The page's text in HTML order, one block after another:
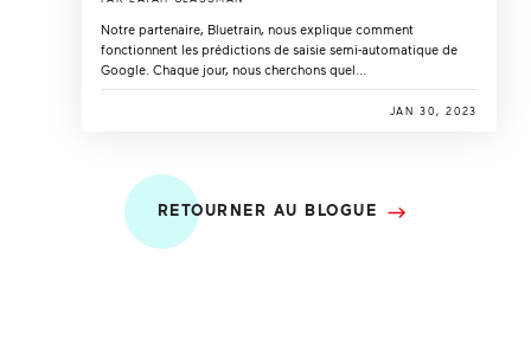
Notre partenaire, Bluetrain, nous explique comment
fonctionnent les prédictions de saisie semi-automatique de
Google. Chaque jour, nous cherchons quel...
JAN 30, 2023
RETOURNER AU BLOGUE